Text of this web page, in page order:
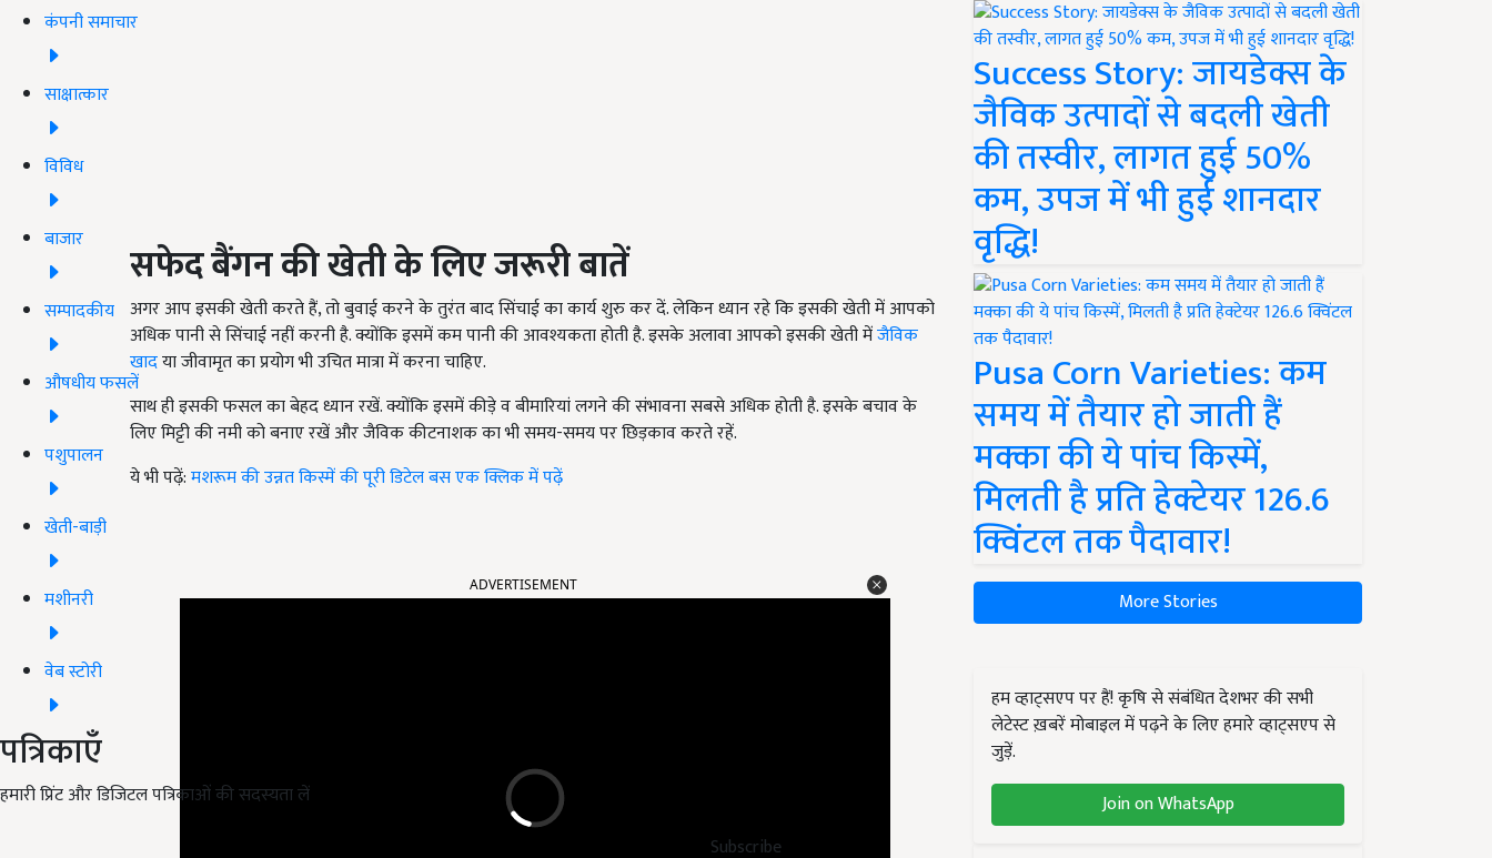
कंपनी समाचार
साक्षात्कार
विविध
बाजार
सम्पादकीय
औषधीय फसलें
पशुपालन
खेती-बाड़ी
मशीनरी
वेब स्टोरी
पत्रिकाएँ
हमारी प्रिंट और डिजिटल पत्रिकाओं की सदस्यता लें
Subscribe
सफेद बैंगन की खेती के लिए जरूरी बातें
अगर आप इसकी खेती करते हैं, तो बुवाई करने के तुरंत बाद सिंचाई का कार्य शुरु कर दें. लेकिन ध्यान रहे कि इसकी खेती में आपको
अधिक पानी से सिंचाई नहीं करनी है. क्योंकि इसमें कम पानी की आवश्यकता होती है. इसके अलावा आपको इसकी खेती मेंजैविक
खादया जीवामृत का प्रयोग भी उचित मात्रा में करना चाहिए.
साथ ही इसकी फसल का बेहद ध्यान रखें. क्योंकि इसमें कीड़े व बीमारियां लगने की संभावना सबसे अधिक होती है. इसके बचाव के
लिए मिट्टी की नमी को बनाए रखें और जैविक कीटनाशक का भी समय-समय पर छिड़काव करते रहें.
ये भी पढ़ें:मशरूम की उन्नत किस्में की पूरी डिटेल बस एक क्लिक में पढ़ें
Success Story: जायडेक्स के
जैविक उत्पादों से बदली खेती
की तस्वीर, लागत हुई 50%
कम, उपज में भी हुई शानदार
वृद्धि!
Pusa Corn Varieties: कम
समय में तैयार हो जाती हैं
मक्का की ये पांच किस्में,
मिलती है प्रति हेक्टेयर 126.6
क्विंटल तक पैदावार!
More Stories
हम व्हाट्सएप पर हैं! कृषि से संबंधित देशभर की सभी
लेटेस्ट ख़बरें मोबाइल में पढ़ने के लिए हमारे व्हाट्सएप से
जुड़ें.
Join on WhatsApp